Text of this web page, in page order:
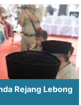
Rejang Lebong